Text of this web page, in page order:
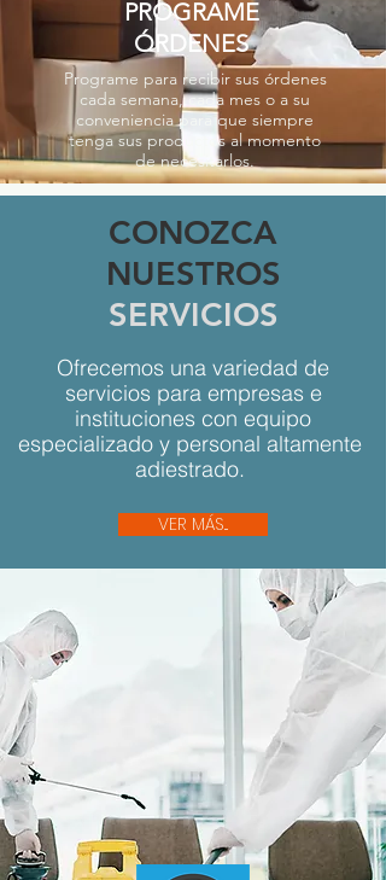
PROGRAME
ÓRDENES
Programe para recibir sus órdenes
cada semana, cada mes o a su
conveniencia para que siempre
tenga sus productos al momento
de necesitarlos.
CONOZCA
NUESTROS
SERVICIOS
Ofrecemos una variedad de
servicios para empresas e
instituciones con equipo
especializado y personal altamente
adiestrado.
VER MÁS...